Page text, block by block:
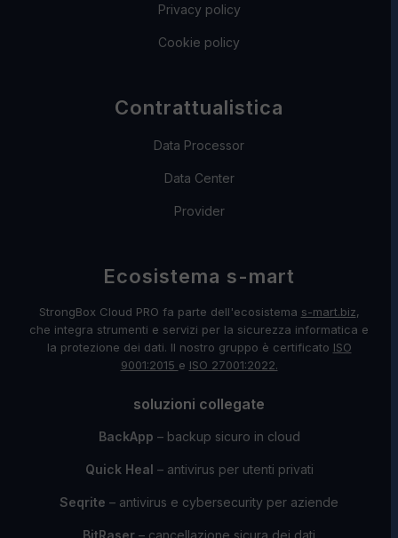
Privacy policy
Cookie policy
Contrattualistica
Data Processor
Data Center
Provider
Ecosistema s-mart
StrongBox Cloud PRO fa parte dell'ecosistema s-mart.biz,
che integra strumenti e servizi per la sicurezza informatica e
la protezione dei dati. Il nostro gruppo è certificato ISO
9001:2015 e ISO 27001:2022.
soluzioni collegate
BackApp – backup sicuro in cloud
Quick Heal – antivirus per utenti privati
Seqrite – antivirus e cybersecurity per aziende